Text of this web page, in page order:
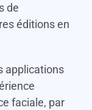
de
éditions en
applications
faciale, par